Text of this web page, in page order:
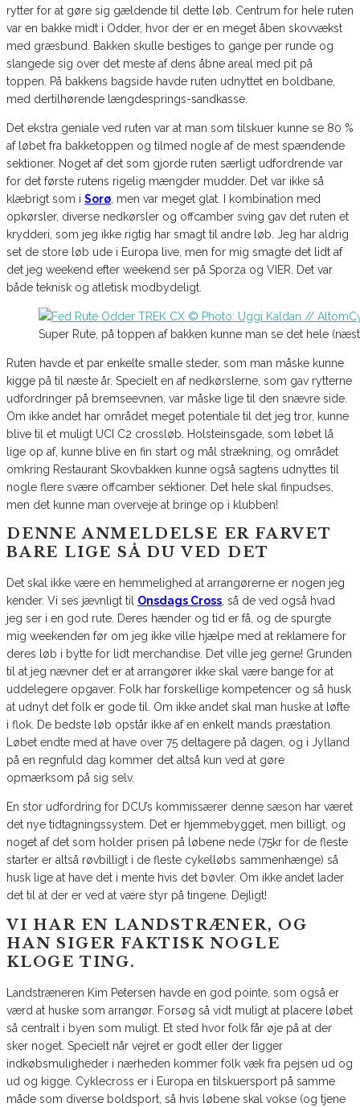
rytter for at gøre sig gældende til dette løb. Centrum for hele ruten
var en bakke midt i Odder, hvor der er en meget åben skovvækst
med græsbund. Bakken skulle bestiges to gange per runde og
slangede sig over det meste af dens åbne areal med pit på
toppen. På bakkens bagside havde ruten udnyttet en boldbane,
med dertilhørende længdesprings-sandkasse.
Det ekstra geniale ved ruten var at man som tilskuer kunne se 80 %
af løbet fra bakketoppen og tilmed nogle af de mest spændende
sektioner. Noget af det som gjorde ruten særligt udfordrende var
for det første rutens rigelig mængder mudder. Det var ikke så
klæbrigt som i Sorø , men var meget glat. I kombination med
opkørsler, diverse nedkørsler og offcamber sving gav det ruten et
krydderi, som jeg ikke rigtig har smagt til andre løb. Jeg har aldrig
set de store løb ude i Europa live, men for mig smagte det lidt af
det jeg weekend efter weekend ser på Sporza og VIER. Det var
både teknisk og atletisk modbydeligt.
Super Rute, på toppen af bakken kunne man se det hele
Ruten havde et par enkelte smalle steder, som man måske kunne
kigge på til næste år. Specielt en af nedkørslerne, som gav rytterne
udfordringer på bremseevnen, var måske lige til den snævre side.
Om ikke andet har området meget potentiale til det jeg tror, kunne
blive til et muligt UCI C2 crossløb. Holsteinsgade, som løbet lå
lige op af, kunne blive en fin start og mål strækning, og området
omkring Restaurant Skovbakken kunne også sagtens udnyttes til
nogle flere svære offcamber sektioner. Det hele skal finpudses,
men det kunne man overveje at bringe op i klubben!
DENNE ANMELDELSE ER FARVET
BARE LIGE SÅ DU VED DET
Det skal ikke være en hemmelighed at arrangørerne er nogen jeg
kender. Vi ses jævnligt til Onsdags Cross, så de ved også hvad
jeg ser i en god rute. Deres hænder og tid er få, og de spurgte
mig weekenden før om jeg ikke ville hjælpe med at reklamere for
deres løb i bytte for lidt merchandise. Det ville jeg gerne! Grunden
til at jeg nævner det er at arrangører ikke skal være bange for at
uddelegere opgaver. Folk har forskellige kompetencer og så husk
at udnyt det folk er gode til. Om ikke andet skal man huske at løfte
i flok. De bedste løb opstår ikke af en enkelt mands præstation.
Løbet endte med at have over 75 deltagere på dagen, og i Jylland
på en regnfuld dag kommer det altså kun ved at gøre
opmærksom på sig selv.
En stor udfordring for DCU’s kommissærer denne sæson har været
det nye tidtagningssystem. Det er hjemmebygget, men billigt, og
noget af det som holder prisen på løbene nede (75kr for de fleste
starter er altså røvbilligt i de fleste cykelløbs sammenhænge) så
husk lige at have det i mente hvis det bøvler. Om ikke andet lader
det til at der er ved at være styr på tingene. Dejligt!
VI HAR EN LANDSTRÆNER, OG
HAN SIGER FAKTISK NOGLE
KLOGE TING.
Landstræneren Kim Petersen havde en god pointe, som også er
værd at huske som arrangør. Forsøg så vidt muligt at placere løbet
så centralt i byen som muligt. Et sted hvor folk får øje på at der
sker noget. Specielt når vejret er godt eller der ligger
indkøbsmuligheder i nærheden kommer folk væk fra pejsen ud og
ud og kigge. Cyklecross er i Europa en tilskuersport på samme
måde som diverse boldsport, så hvis løbene skal vokse (og tjene